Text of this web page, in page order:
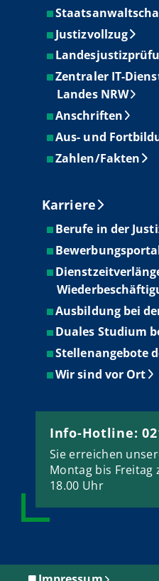
Justizvollzug
Zentraler IT-
Landes NRW
Anschriften
Aus- und
Zahlen/Fakten
Karriere
Berufe in der
Ausbildung bei
Duales Studium
Stellenangebote
Wir sind vor Ort
Info-Hotline:
Sie erreichen
Montag bis Freitag
18.00 Uhr